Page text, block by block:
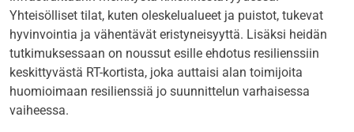
Yhteisölliset tilat, kuten oleskelualueet ja puistot, tukevat
hyvinvointia ja vähentävät eristyneisyyttä. Lisäksi heidän
tutkimuksessaan on noussut esille ehdotus resilienssiin
keskittyvästä RT-kortista, joka auttaisi alan toimijoita
huomioimaan resilienssiä jo suunnittelun varhaisessa
vaiheessa.